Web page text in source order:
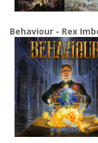
Behaviour - Rex